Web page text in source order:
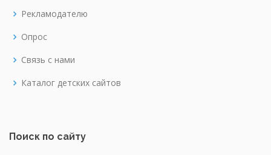
Рекламодателю
Опрос
Связь с нами
Каталог детских сайтов
Поиск по сайту